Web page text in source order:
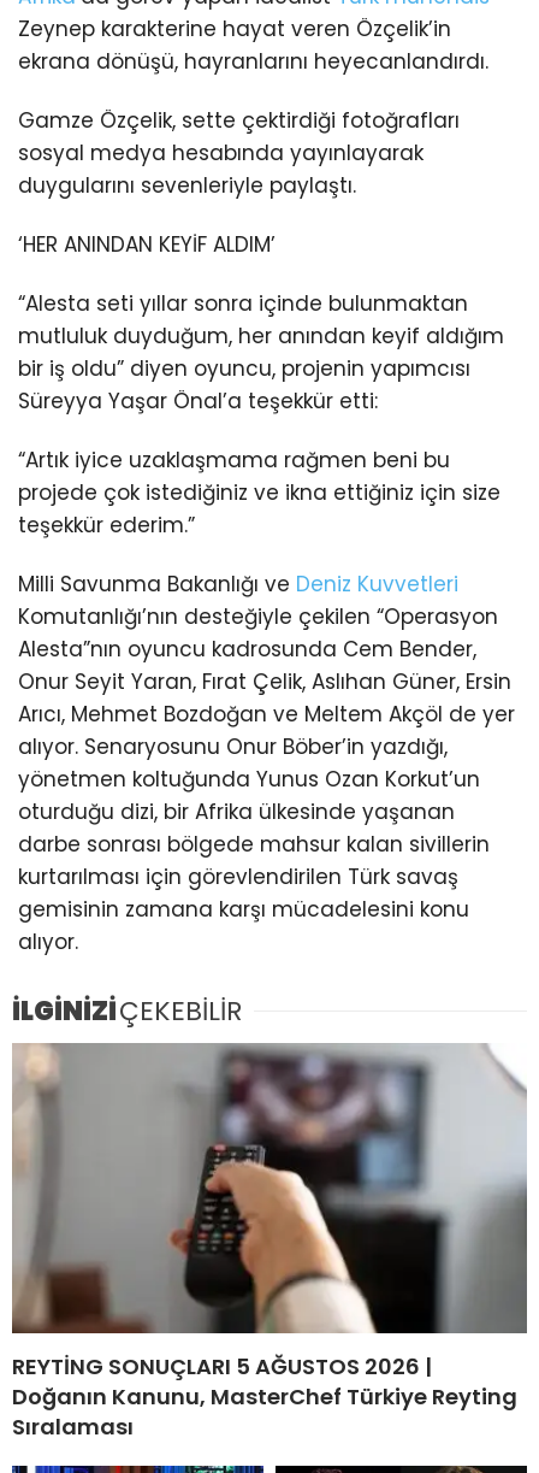
Zeynep karakterine hayat veren Özçelik’in
ekrana dönüşü, hayranlarını heyecanlandırdı.
Gamze Özçelik, sette çektirdiği fotoğrafları
sosyal medya hesabında yayınlayarak
duygularını sevenleriyle paylaştı.
‘HER ANINDAN KEYİF ALDIM’
“Alesta seti yıllar sonra içinde bulunmaktan
mutluluk duyduğum, her anından keyif aldığım
bir iş oldu” diyen oyuncu, projenin yapımcısı
Süreyya Yaşar Önal’a teşekkür etti:
“Artık iyice uzaklaşmama rağmen beni bu
projede çok istediğiniz ve ikna ettiğiniz için size
teşekkür ederim.”
Milli Savunma Bakanlığı ve Deniz Kuvvetleri
Komutanlığı’nın desteğiyle çekilen “Operasyon
Alesta”nın oyuncu kadrosunda Cem Bender,
Onur Seyit Yaran, Fırat Çelik, Aslıhan Güner, Ersin
Arıcı, Mehmet Bozdoğan ve Meltem Akçöl de yer
alıyor. Senaryosunu Onur Böber’in yazdığı,
yönetmen koltuğunda Yunus Ozan Korkut’un
oturduğu dizi, bir Afrika ülkesinde yaşanan
darbe sonrası bölgede mahsur kalan sivillerin
kurtarılması için görevlendirilen Türk savaş
gemisinin zamana karşı mücadelesini konu
alıyor.
İLGİNİZİÇEKEBİLİR
REYTİNG SONUÇLARI 5 AĞUSTOS 2026 |
Doğanın Kanunu, MasterChef Türkiye Reyting
Sıralaması